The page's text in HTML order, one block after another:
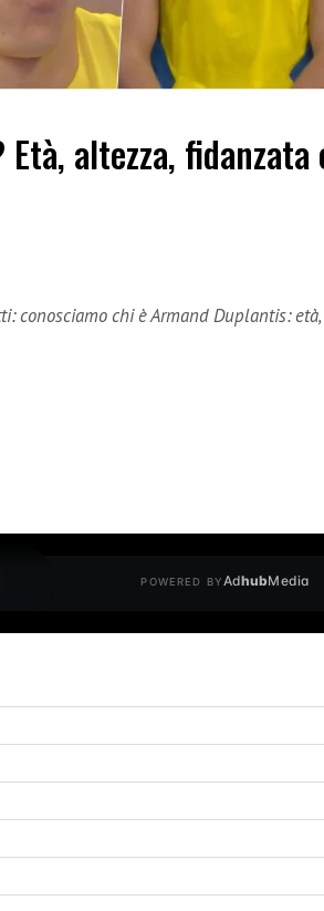
altezza, fidanzata
conosciamo chi è Armand Duplantis: età,
POWERED BYAdhubMedia